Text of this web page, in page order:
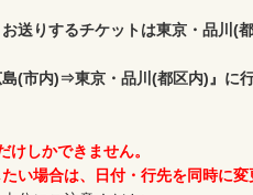
送りするチケットは東京・品川(
(市内)⇒東京・品川(都区内)』に
しかできません。
い場合は、日付・行先を同時に変